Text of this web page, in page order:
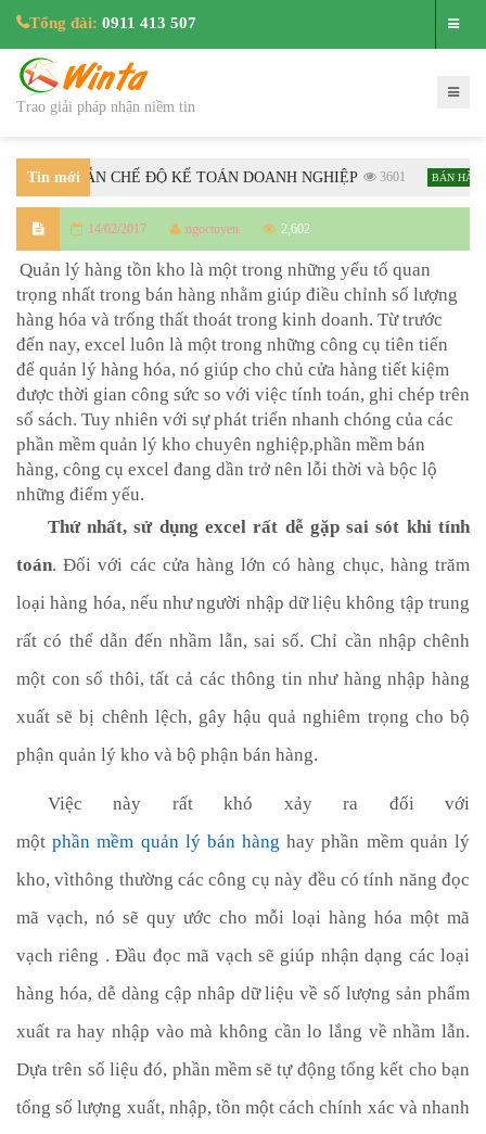
Tổng đài: 0911 413 507
Trao giải pháp nhận niềm tin
Tin mớiDẪN CHẾ ĐỘ KẾ TOÁN DOANH NGHIỆP 3601 BÁN HÀNG
14/02/2017 ngoctuyen 2,602
Quản lý hàng tồn kho là một trong những yếu tố quan
trọng nhất trong bán hàng nhằm giúp điều chỉnh số lượng
hàng hóa và trống thất thoát trong kinh doanh. Từ trước
đến nay, excel luôn là một trong những công cụ tiên tiến
để quản lý hàng hóa, nó giúp cho chủ cửa hàng tiết kiệm
được thời gian công sức so với việc tính toán, ghi chép trên
sổ sách. Tuy nhiên với sự phát triển nhanh chóng của các
phần mềm quản lý kho chuyên nghiệp,phần mềm bán
hàng, công cụ excel đang dần trở nên lỗi thời và bộc lộ
những điểm yếu.
Thứ nhất, sử dụng excel rất dễ gặp sai sót khi tính
toán. Đối với các cửa hàng lớn có hàng chục, hàng trăm
loại hàng hóa, nếu như người nhập dữ liệu không tập trung
rất có thể dẫn đến nhầm lẫn, sai số. Chỉ cần nhập chênh
một con số thôi, tất cả các thông tin như hàng nhập hàng
xuất sẽ bị chênh lệch, gây hậu quả nghiêm trọng cho bộ
phận quản lý kho và bộ phận bán hàng.
Việc này rất khó xảy ra đối với
một phần mềm quản lý bán hàng hay phần mềm quản lý
kho, vìthông thường các công cụ này đều có tính năng đọc
mã vạch, nó sẽ quy ước cho mỗi loại hàng hóa một mã
vạch riêng . Đầu đọc mã vạch sẽ giúp nhận dạng các loại
hàng hóa, dễ dàng cập nhâp dữ liệu về số lượng sản phẩm
xuất ra hay nhập vào mà không cần lo lắng về nhầm lẫn.
Dựa trên số liệu đó, phần mềm sẽ tự động tổng kết cho bạn
tổng số lượng xuất, nhập, tồn một cách chính xác và nhanh